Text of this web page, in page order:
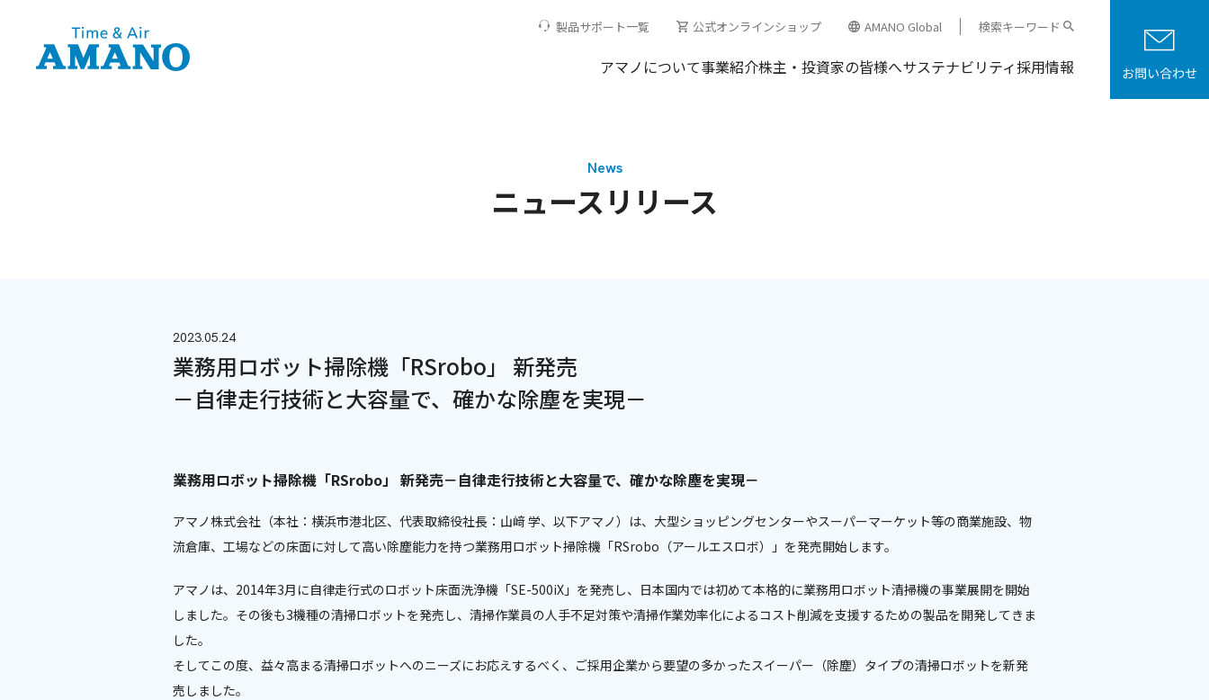
アマノについて事業紹介株主・投資家の皆様へサステナビリティ採用情報
製品サポート一覧 公式オンラインショップ AMANO Global 検索キーワード
News
ニュースリリース
2023.05.24
業務用ロボット掃除機「RSrobo」 新発売
－自律走行技術と大容量で、確かな除塵を実現－
業務用ロボット掃除機「RSrobo」 新発売－自律走行技術と大容量で、確かな除塵を実現－
アマノ株式会社（本社：横浜市港北区、代表取締役社長：山﨑 学、以下アマノ）は、大型ショッピングセンターやスーパーマーケット等の商業施設、物
流倉庫、工場などの床面に対して高い除塵能力を持つ業務用ロボット掃除機「RSrobo（アールエスロボ）」を発売開始します。
アマノは、2014年3月に自律走行式のロボット床面洗浄機「SE-500iX」を発売し、日本国内では初めて本格的に業務用ロボット清掃機の事業展開を開始
しました。その後も3機種の清掃ロボットを発売し、清掃作業員の人手不足対策や清掃作業効率化によるコスト削減を支援するための製品を開発してきま
した。
そしてこの度、益々高まる清掃ロボットへのニーズにお応えするべく、ご採用企業から要望の多かったスイーパー（除塵）タイプの清掃ロボットを新発
売しました。